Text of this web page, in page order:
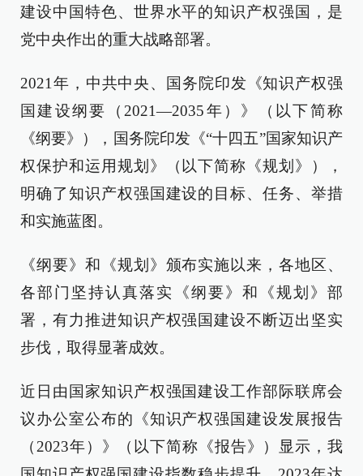
建设中国特色、世界水平的知识产权强国，是
党中央作出的重大战略部署。
2021年，中共中央、国务院印发《知识产权强
国建设纲要（2021—2035年）》（以下简称
《纲要》），国务院印发《“十四五”国家知识产
权保护和运用规划》（以下简称《规划》），
明确了知识产权强国建设的目标、任务、举措
和实施蓝图。
《纲要》和《规划》颁布实施以来，各地区、
各部门坚持认真落实《纲要》和《规划》部
署，有力推进知识产权强国建设不断迈出坚实
步伐，取得显著成效。
近日由国家知识产权强国建设工作部际联席会
议办公室公布的《知识产权强国建设发展报告
（2023年）》（以下简称《报告》）显示，我